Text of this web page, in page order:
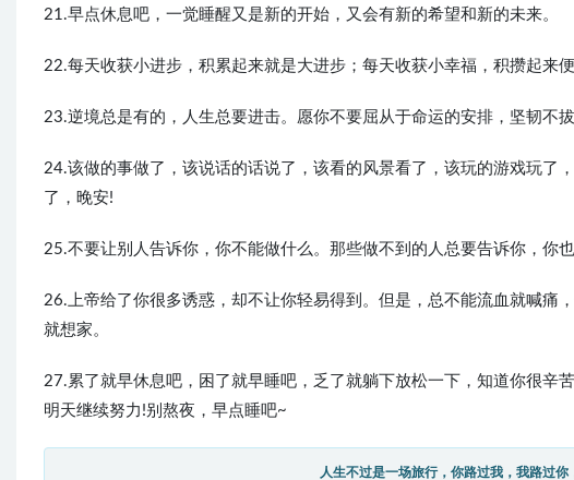
21.早点休息吧，一觉睡醒又是新的开始，又会有新的希望和新的未来。
22.每天收获小进步，积累起来就是大进步；每天收获小幸福，积攒起来
23.逆境总是有的，人生总要进击。愿你不要屈从于命运的安排，坚韧不
24.该做的事做了，该说话的话说了，该看的风景看了，该玩的游戏玩了
了，晚安!
25.不要让别人告诉你，你不能做什么。那些做不到的人总要告诉你，你
26.上帝给了你很多诱惑，却不让你轻易得到。但是，总不能流血就喊痛
就想家。
27.累了就早休息吧，困了就早睡吧，乏了就躺下放松一下，知道你很辛
明天继续努力!别熬夜，早点睡吧~
人生不过是一场旅行，你路过我，我路过你